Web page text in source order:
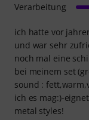
ich hatte vor
und war sehr
noch mal eine
bei meinem set
sound :
ich es mag:)-
metal styles!
Verarbeitung